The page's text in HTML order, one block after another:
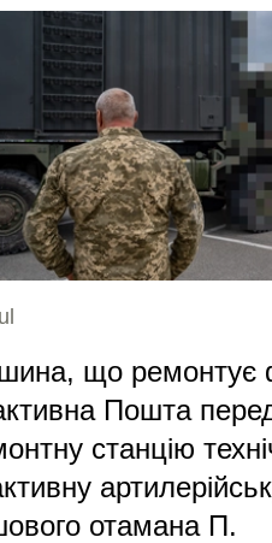
що ремонтує
Пошта
станцію
отамана П.